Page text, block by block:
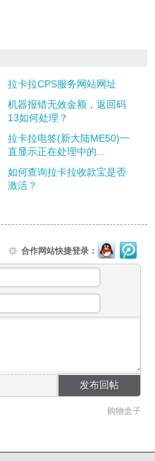
拉卡拉CPS服务网站网址
机器报错无效金额，返回码
13如何处理？
拉卡拉电签(新大陆ME50)一
直显示正在处理中的...
如何查询拉卡拉收款宝是否
激活？
合作网站快捷登录：
购物盒子